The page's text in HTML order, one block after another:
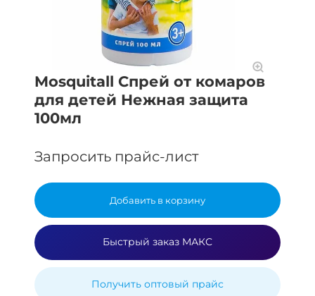
Mosquitall Спрей от комаров
для детей Нежная защита
100мл
Запросить прайс-лист
Добавить в корзину
Быстрый заказ МАКС
Получить оптовый прайс